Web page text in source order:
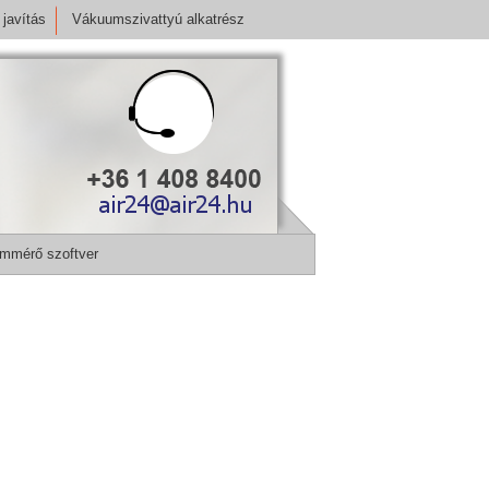
Vákuumszivattyú alkatrész
szoftver